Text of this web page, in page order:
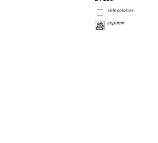
seleccionar
imprimir